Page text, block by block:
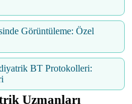
Görüntüleme: Özel
BT Protokolleri:
Uzmanları